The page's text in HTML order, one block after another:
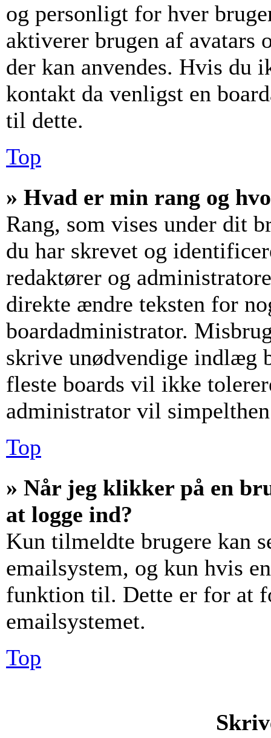
og personligt for hver
aktiverer brugen af avatars
der kan anvendes. Hvis du
kontakt da venligst en
til dette.
Top
» Hvad er min rang og
Rang, som vises under dit
du har skrevet og
redaktører og
direkte ændre teksten for
boardadministrator.
skrive unødvendige indlæg
fleste boards vil ikke
administrator vil
Top
» Når jeg klikker på en
at logge ind?
Kun tilmeldte brugere kan
emailsystem, og kun hvis
funktion til. Dette er for at
emailsystemet.
Top